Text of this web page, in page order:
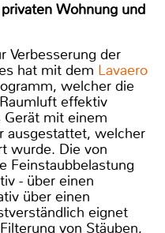
Wohnung und
Verbesserung der
hat mit dem Lavaero
welcher die
effektiv
Gerät mit einem
ausgestattet, welcher
wurde. Die von
Feinstaubbelastung
- über einen
über einen
eignet
von Stäuben,